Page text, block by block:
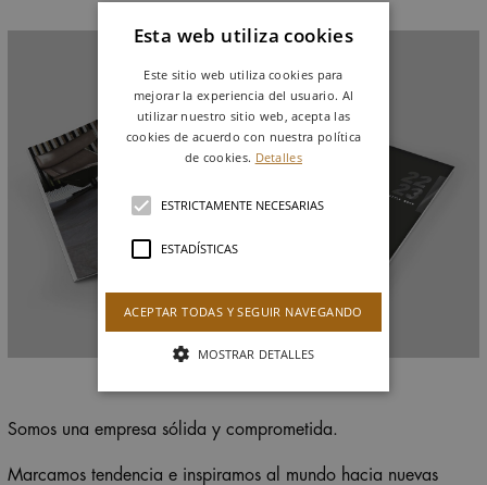
Somos una empresa sólida y comprometida.
Marcamos tendencia e inspiramos al mundo hacia nuevas
Esta web utiliza cookies
Este sitio web utiliza cookies para
mejorar la experiencia del usuario. Al
utilizar nuestro sitio web, acepta las
cookies de acuerdo con nuestra política
de cookies. Detalles
ESTRICTAMENTE NECESARIAS
ESTADÍSTICAS
ACEPTAR TODAS Y SEGUIR NAVEGANDO
MOSTRAR DETALLES